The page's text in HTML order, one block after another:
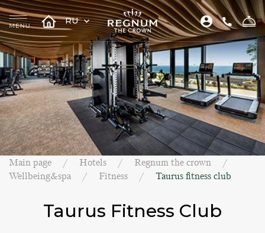
RU
Main page Hotels
Regnum the crown
Wellbeing&spa
Fitness Taurus fitness club
Taurus Fitness Club